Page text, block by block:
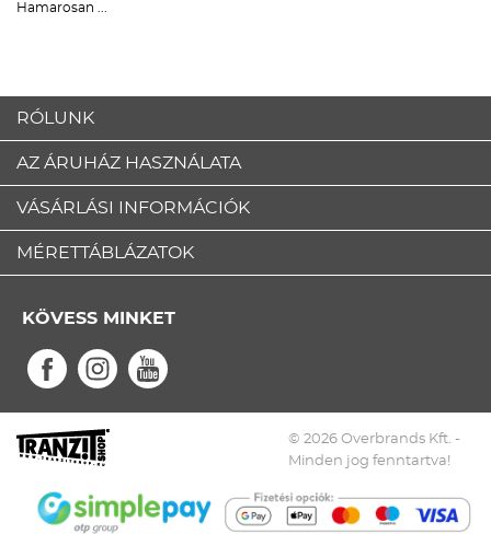
Hamarosan ...
RÓLUNK
AZ ÁRUHÁZ HASZNÁLATA
VÁSÁRLÁSI INFORMÁCIÓK
MÉRETTÁBLÁZATOK
KÖVESS MINKET
© 2026 Overbrands Kft. -
Minden jog fenntartva!